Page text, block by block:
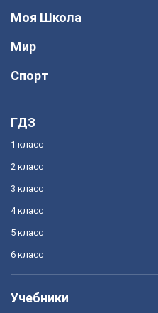
Моя Школа
Мир
Спорт
ГДЗ
1 класс
2 класс
3 класс
4 класс
5 класс
6 класс
Учебники